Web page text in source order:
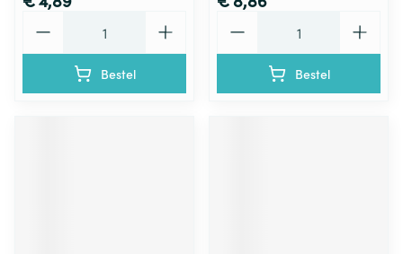
Bestel Bestel